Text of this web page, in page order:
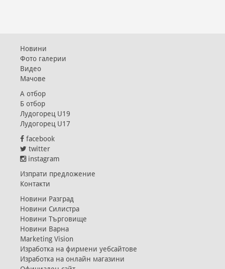
Новини
Фото галерии
Видео
Мачове
А отбор
Б отбор
Лудогорец U19
Лудогорец U17
facebook
twitter
instagram
Изпрати предложение
Контакти
Новини Разград
Новини Силистра
Новини Търговище
Новини Варна
Marketing Vision
Изработка на фирмени уебсайтове
Изработка на онлайн магазини